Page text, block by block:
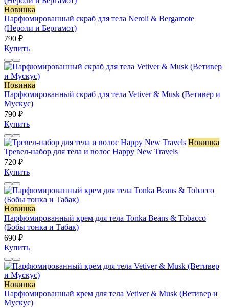
Новинка
Парфюмированный скраб для тела Neroli & Bergamote
(Нероли и Бергамот)
790 ₽
Купить
Новинка
Парфюмированный скраб для тела Vetiver & Musk (Ветивер и
Мускус)
790 ₽
Купить
Новинка
Тревел-набор для тела и волос Happy New Travels
720 ₽
Купить
Новинка
Парфюмированный крем для тела Tonka Beans & Tobacco
(Бобы тонка и Табак)
690 ₽
Купить
Новинка
Парфюмированный крем для тела Vetiver & Musk (Ветивер и
Мускус)